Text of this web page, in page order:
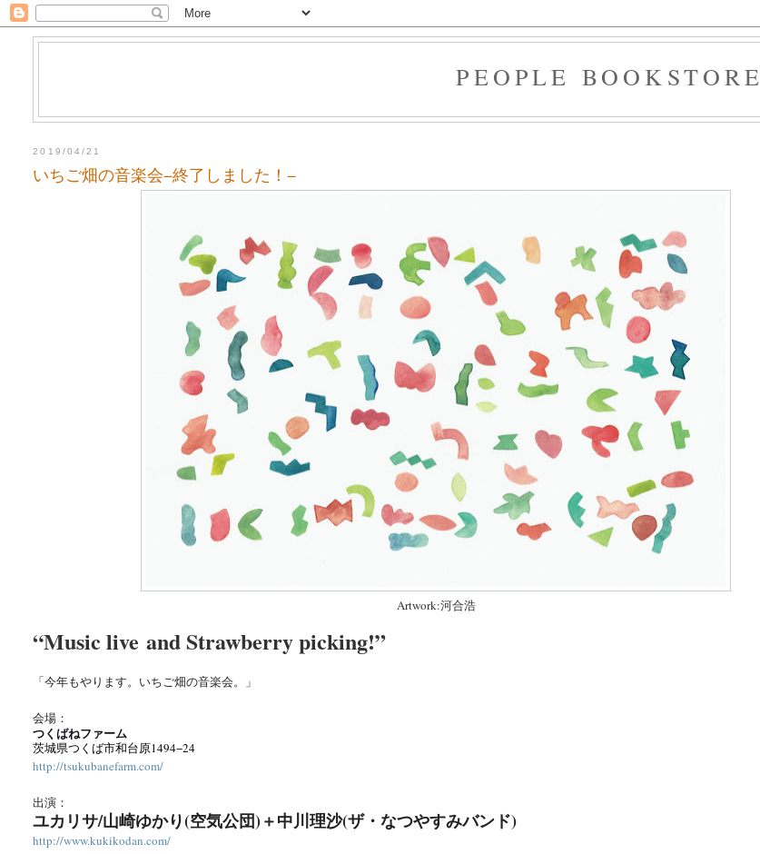
PEOPLE BOOKSTORE
2019/04/21
いちご畑の音楽会−終了しました！−
Artwork:河合浩
“Music liveand Strawberry picking!”
「今年もやります。いちご畑の音楽会。 」
会場：
つくばねファーム
茨城県つくば市和台原1494−24
http://tsukubanefarm.com/
出演：
ユカリサ/山崎ゆかり(空気公団)＋中川理沙(ザ・なつやすみバンド)
http://www.kukikodan.com/